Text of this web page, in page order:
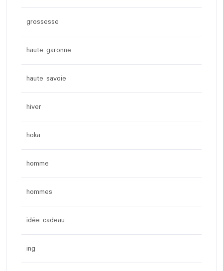
grossesse
haute garonne
haute savoie
hiver
hoka
homme
hommes
idée cadeau
ing